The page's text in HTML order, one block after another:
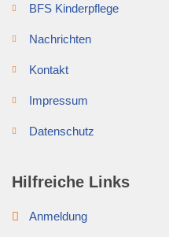
BFS Kinderpflege
Nachrichten
Kontakt
Impressum
Datenschutz
Hilfreiche Links
Anmeldung